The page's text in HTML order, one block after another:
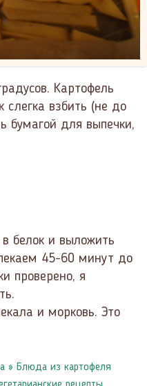
Картофель
слегка взбить (не до
бумагой для выпечки,
белок и выложить
45-60 минут до
проверено, я
и морковь. Это
» Блюда из картофеля